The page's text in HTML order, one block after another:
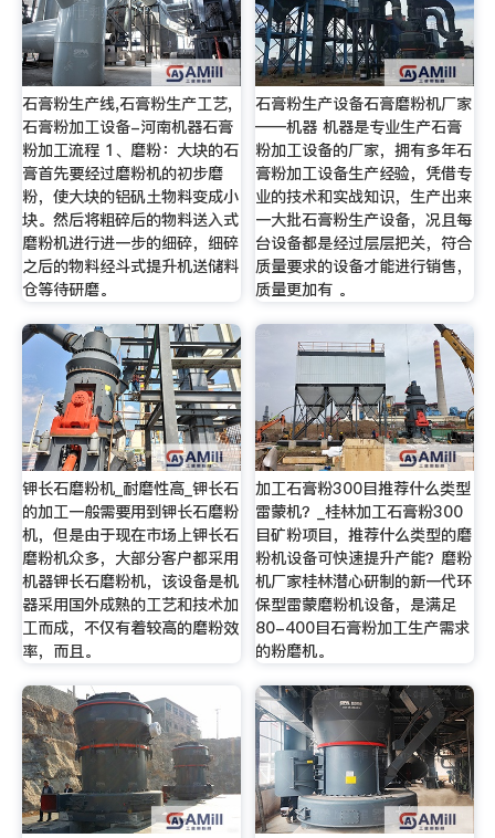
石膏粉生产线,石膏粉生产工艺,
石膏粉加工设备-河南机器石膏
粉加工流程 1、磨粉：大块的石
膏首先要经过磨粉机的初步磨
粉，使大块的铝矾土物料变成小
块。然后将粗碎后的物料送入式
磨粉机进行进一步的细碎，细碎
之后的物料经斗式提升机送储料
仓等待研磨。
石膏粉生产设备石膏磨粉机厂家
——机器 机器是专业生产石膏
粉加工设备的厂家，拥有多年石
膏粉加工设备生产经验，凭借专
业的技术和实战知识，生产出来
一大批石膏粉生产设备，况且每
台设备都是经过层层把关，符合
质量要求的设备才能进行销售，
质量更加有 。
钾长石磨粉机_耐磨性高_钾长石
的加工一般需要用到钾长石磨粉
机，但是由于现在市场上钾长石
磨粉机众多，大部分客户都采用
机器钾长石磨粉机，该设备是机
器采用国外成熟的工艺和技术加
工而成，不仅有着较高的磨粉效
率，而且。
加工石膏粉300目推荐什么类型
雷蒙机？_桂林加工石膏粉300
目矿粉项目，推荐什么类型的磨
粉机设备可快速提升产能？磨粉
机厂家桂林潜心研制的新一代环
保型雷蒙磨粉机设备，是满足
80-400目石膏粉加工生产需求
的粉磨机。